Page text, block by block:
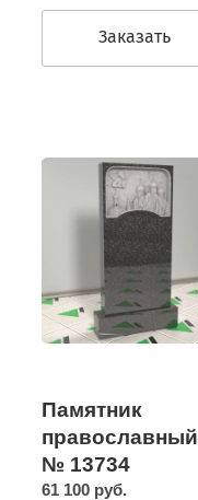
Заказать
Памятник
православный
№ 13734
61 100 руб.